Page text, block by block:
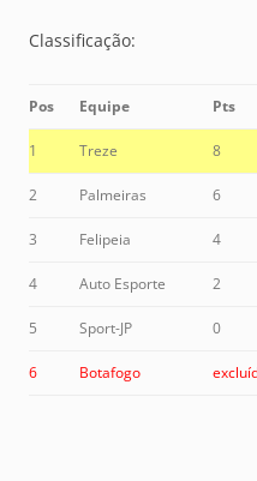
Classificação:
Pos Equipe Pts
1 Treze 8
2 Palmeiras 6
3 Felipeia 4
4 Auto Esporte 2
5 Sport-JP 0
6 Botafogo